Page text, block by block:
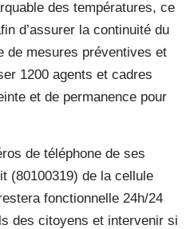
des températures, ce
d’assurer la continuité du
de mesures préventives et
1200 agents et cadres
et de permanence pour
de téléphone de ses
(80100319) de la cellule
fonctionnelle 24h/24
des citoyens et intervenir si